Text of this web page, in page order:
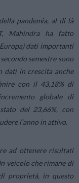
pandemia, al di là
Mahindra ha fatto
dati importanti
semestre sono
dati in crescita anche
con il 43,18% di
globale di
del 23,66%, con
l’anno in attivo.
ad ottenere risultati
veicolo che rimane di
proprietà, in questo